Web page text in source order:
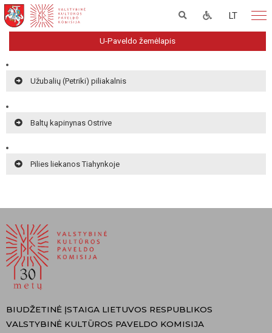
LT
U-Paveldo žemėlapis
Užubalių (Petriki) piliakalnis
Baltų kapinynas Ostrive
Pilies liekanos Tiahynkoje
BIUDŽETINĖ ĮSTAIGA LIETUVOS RESPUBLIKOS
VALSTYBINĖ KULTŪROS PAVELDO KOMISIJA